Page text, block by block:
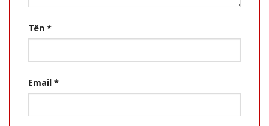
Tên *
Email *